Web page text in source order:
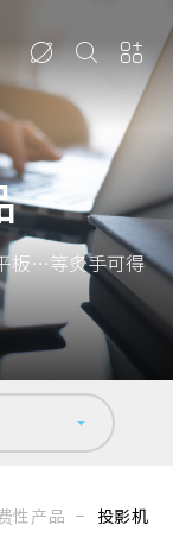
板…等炙手可得
性产品 投影机